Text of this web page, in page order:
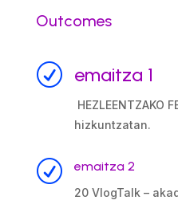
Outcomes
R emaitza 1
HEZLEENTZAKO
hizkuntzatan.
R emaitza 2
20 VlogTalk –